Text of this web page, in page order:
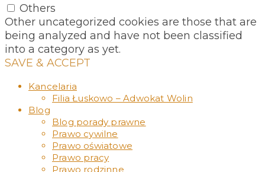
Others
Other uncategorized cookies are those that are
being analyzed and have not been classified
into a category as yet.
SAVE & ACCEPT
Kancelaria
Filia Łuskowo – Adwokat Wolin
Blog
Blog porady prawne
Prawo cywilne
Prawo oświatowe
Prawo pracy
Prawo rodzinne